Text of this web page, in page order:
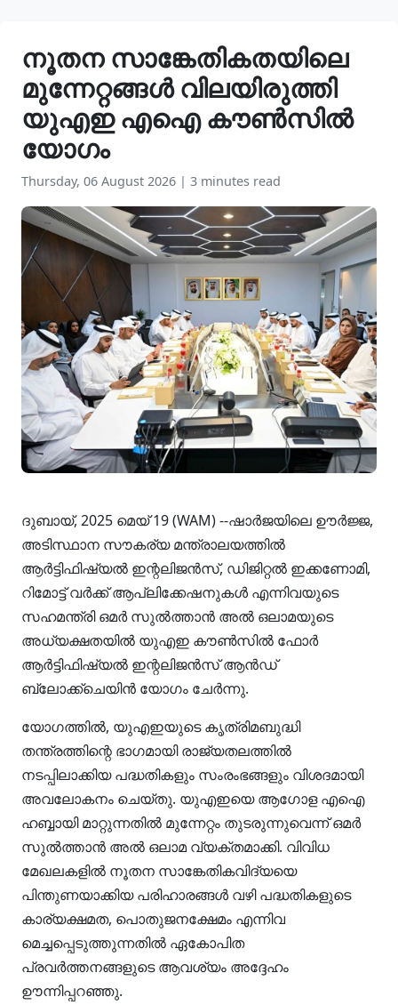
നൂതന സാങ്കേതികതയിലെ
മുന്നേറ്റങ്ങൾ വിലയിരുത്തി
യുഎഇ എഐ കൗൺസിൽ
യോഗം
Thursday, 06 August 2026 | 3 minutes read
ദുബായ്, 2025 മെയ് 19 (WAM) --ഷാർജയിലെ ഊർജ്ജ,
അടിസ്ഥാന സൗകര്യ മന്ത്രാലയത്തിൽ
ആർട്ടിഫിഷ്യൽ ഇന്റലിജൻസ്, ഡിജിറ്റൽ ഇക്കണോമി,
റിമോട്ട് വർക്ക് ആപ്ലിക്കേഷനുകൾ എന്നിവയുടെ
സഹമന്ത്രി ഒമർ സുൽത്താൻ അൽ ഒലാമയുടെ
അധ്യക്ഷതയിൽ യുഎഇ കൗൺസിൽ ഫോർ
ആർട്ടിഫിഷ്യൽ ഇന്റലിജൻസ് ആൻഡ്
ബ്ലോക്ക്‌ചെയിൻ യോഗം ചേർന്നു.
യോഗത്തിൽ, യുഎഇയുടെ കൃത്രിമബുദ്ധി
തന്ത്രത്തിന്റെ ഭാഗമായി രാജ്യതലത്തിൽ
നടപ്പിലാക്കിയ പദ്ധതികളും സംരംഭങ്ങളും വിശദമായി
അവലോകനം ചെയ്തു. യുഎഇയെ ആഗോള എഐ
ഹബ്ബായി മാറ്റുന്നതിൽ മുന്നേറ്റം തുടരുന്നുവെന്ന് ഒമർ
സുൽത്താൻ അൽ ഒലാമ വ്യക്തമാക്കി. വിവിധ
മേഖലകളിൽ നൂതന സാങ്കേതികവിദ്യയെ
പിന്തുണയാക്കിയ പരിഹാരങ്ങൾ വഴി പദ്ധതികളുടെ
കാര്യക്ഷമത, പൊതുജനക്ഷേമം എന്നിവ
മെച്ചപ്പെടുത്തുന്നതിൽ ഏകോപിത
പ്രവർത്തനങ്ങളുടെ ആവശ്യം അദ്ദേഹം
ഊന്നിപ്പറഞ്ഞു.